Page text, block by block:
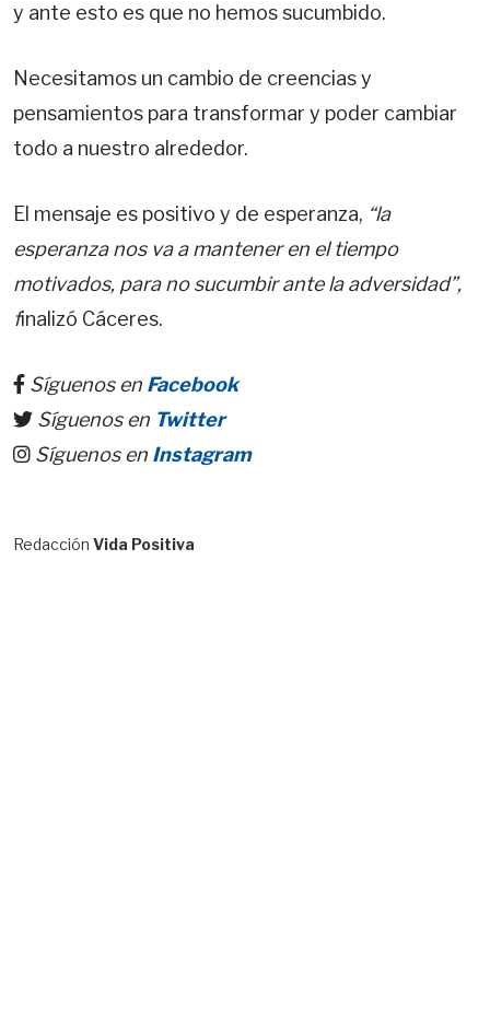
y ante esto es que no hemos sucumbido.
Necesitamos un cambio de creencias y
pensamientos para transformar y poder cambiar
todo a nuestro alrededor.
El mensaje es positivo y de esperanza, “la
esperanza nos va a mantener en el tiempo
motivados, para no sucumbir ante la adversidad”,
finalizó Cáceres.
Síguenos en Facebook
Síguenos en Twitter
Síguenos en Instagram
Redacción Vida Positiva